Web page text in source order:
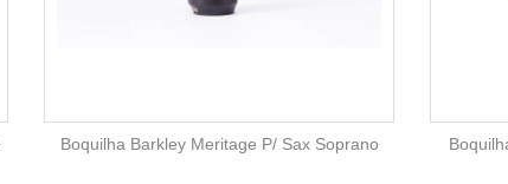
Boquilha Barkley Meritage P/ Sax Soprano